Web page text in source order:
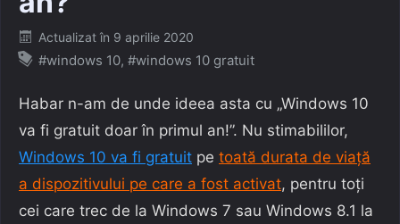
Posted
on
Actualizat în 9 aprilie 2020
#windows 10, #windows 10 gratuit
Habar n-am de unde ideea asta cu „Windows 10
va fi gratuit doar în primul an!”. Nu stimabililor,
Windows 10 va fi gratuit pe toată durata de viață
a dispozitivului pe care a fost activat, pentru toți
cei care trec de la Windows 7 sau Windows 8.1 la